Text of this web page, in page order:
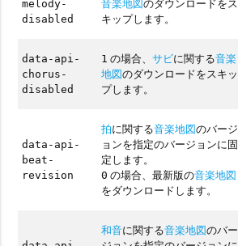
melody-
disabled
音楽地図のダウンロードをス
キップします。
data-api-
chorus-
disabled
1 の場合、サビに関する音楽
地図のダウンロードをスキッ
プします。
data-api-
beat-
revision
拍に関する音楽地図のバージ
ョンを指定のバージョンに固
定します。
0 の場合、最新版の音楽地図
をダウンロードします。
和音に関する音楽地図のバー